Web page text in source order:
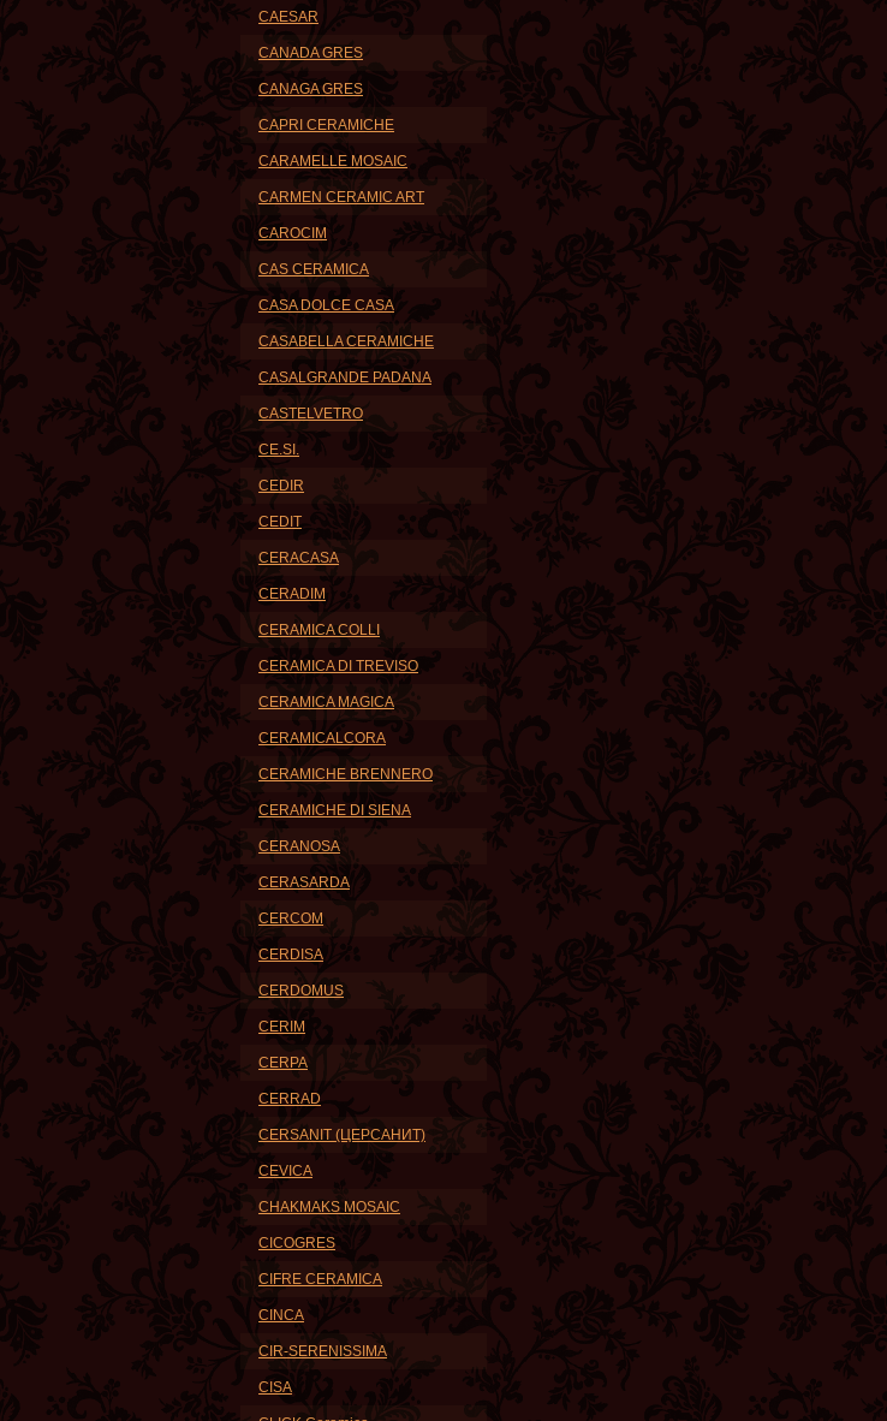
CAESAR
CANADA GRES
CANAGA GRES
CAPRI CERAMICHE
CARAMELLE MOSAIC
CARMEN CERAMIC ART
CAROCIM
CAS CERAMICA
CASA DOLCE CASA
CASABELLA CERAMICHE
CASALGRANDE PADANA
CASTELVETRO
CE.SI.
CEDIR
CEDIT
CERACASA
CERADIM
CERAMICA COLLI
CERAMICA DI TREVISO
CERAMICA MAGICA
CERAMICALCORA
CERAMICHE BRENNERO
CERAMICHE DI SIENA
CERANOSA
CERASARDA
CERCOM
CERDISA
CERDOMUS
CERIM
CERPA
CERRAD
CERSANIT (ЦЕРСАНИТ)
CEVICA
CHAKMAKS MOSAIC
CICOGRES
CIFRE CERAMICA
CINCA
CIR-SERENISSIMA
CISA